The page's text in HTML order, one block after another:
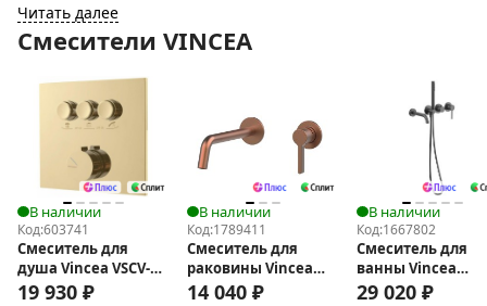
Читать далее
Смесители VINCEA
В наличии
Код:603741
Смеситель для
душа Vincea VSCV-
431BG4
19 930 ₽
В наличии
Код:1789411
Смеситель для
раковины Vincea
Villa VBFW-1VL1BC
14 040 ₽
В наличии
Код:1667802
Смеситель для
ванны Vincea
Groove VBTW-
29 020 ₽